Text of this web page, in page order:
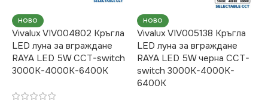
НОВО
Vivalux VIV004802 Кръгла
LED луна за вграждане
RAYA LED 5W CCT-switch
3000K-4000K-6400K
НОВО
Vivalux VIV005138 Кръгла
LED луна за вграждане
RAYA LED 5W черна CCT-
switch 3000K-4000K-
6400K